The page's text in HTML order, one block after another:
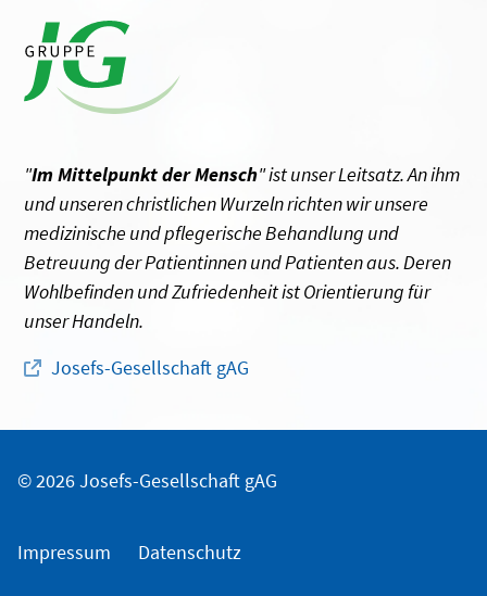
"Im Mittelpunkt der Mensch" ist unser Leitsatz. An ihm
und unseren christlichen Wurzeln richten wir unsere
medizinische und pflegerische Behandlung und
Betreuung der Patientinnen und Patienten aus. Deren
Wohlbefinden und Zufriedenheit ist Orientierung für
unser Handeln.
Josefs-Gesellschaft gAG
Impressum Datenschutz
© 2026 Josefs-Gesellschaft gAG